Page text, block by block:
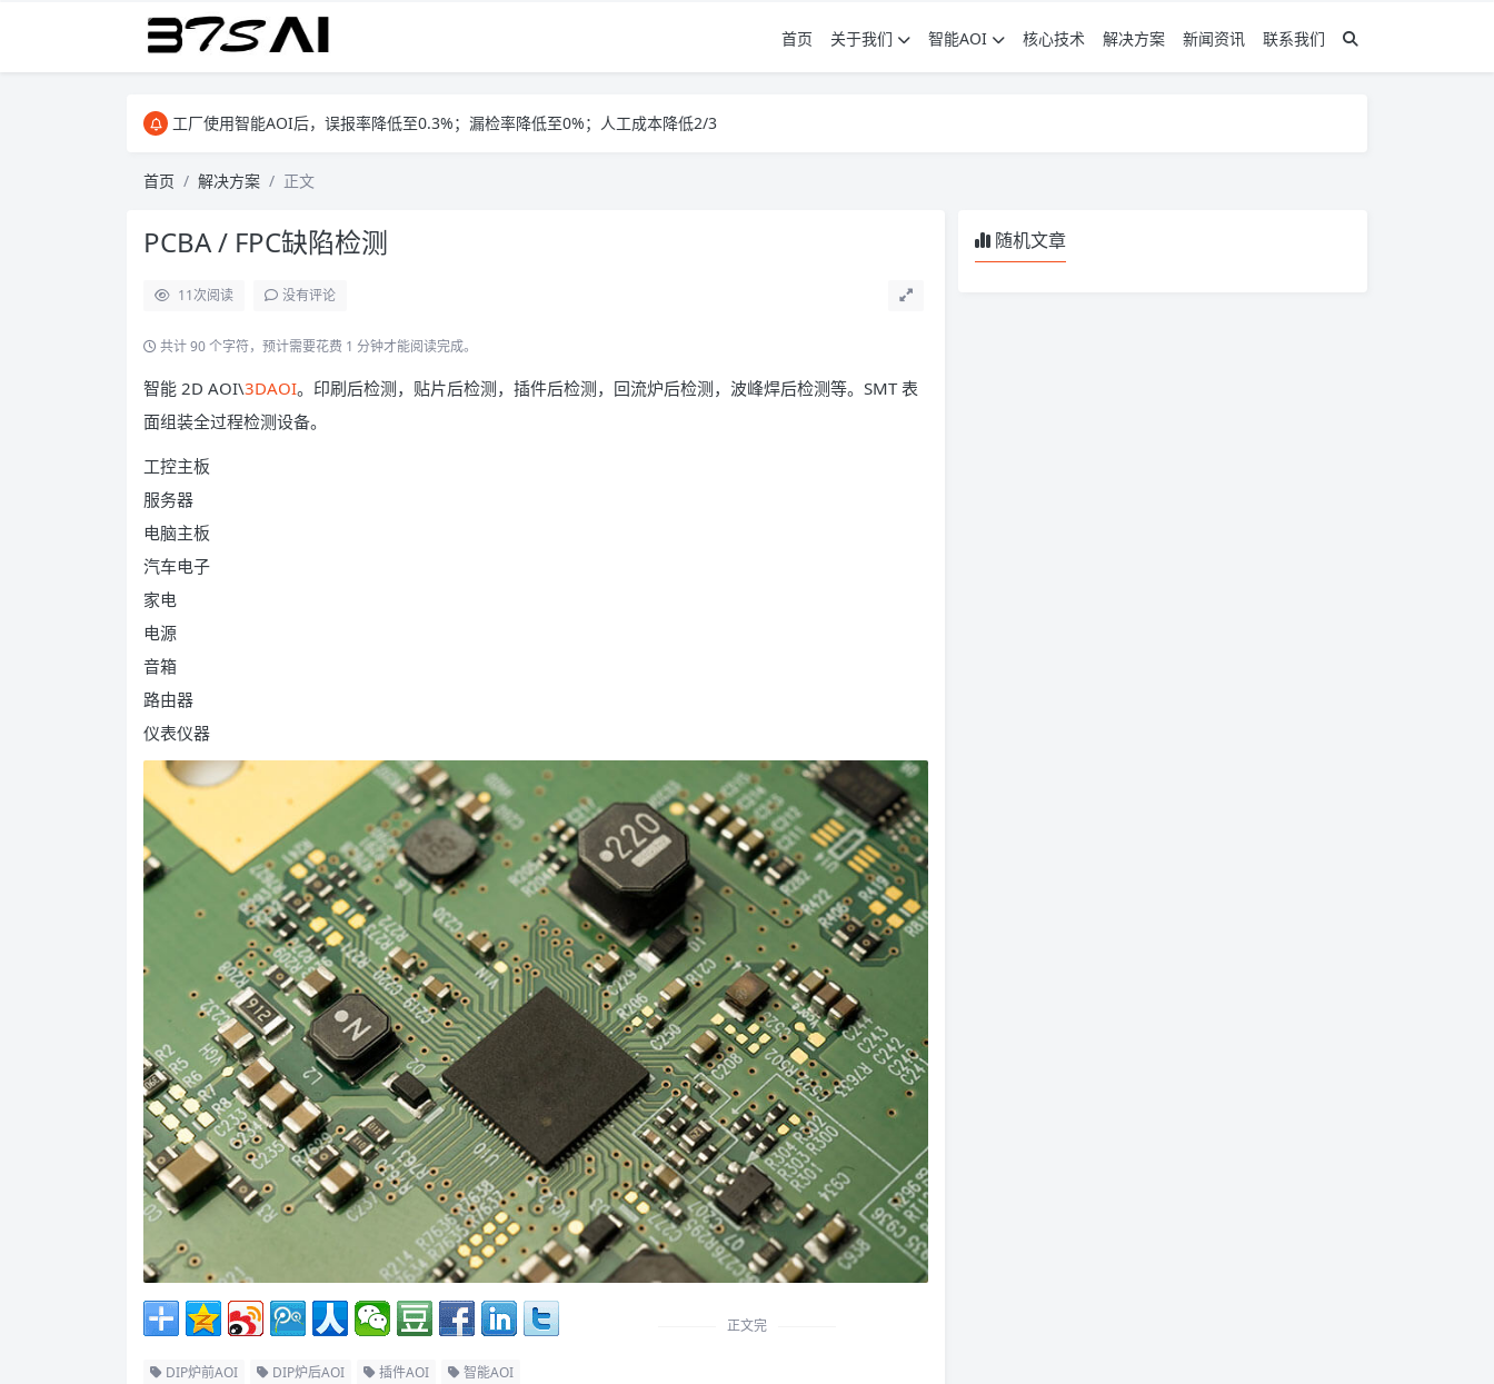
首页 关于我们 智能AOI 核心技术 解决方案 新闻资讯 联系我们
工厂使用智能AOI后，误报率降低至0.3%；漏检率降低至0%；人工成本降低2/3
智能AOI,通过AI算法，实现智能编程，大大提高AOI工位效率
首页 解决方案 正文
PCBA / FPC缺陷检测
11次阅读 没有评论
共计 90 个字符，预计需要花费 1 分钟才能阅读完成。
智能 2D AOI\3DAOI。印刷后检测，贴片后检测，插件后检测，回流炉后检测，波峰焊后检测等。SMT 表
面组装全过程检测设备。
工控主板
服务器
电脑主板
汽车电子
家电
电源
音箱
路由器
仪表仪器
正文完
DIP炉前AOI DIP炉后AOI 插件AOI 智能AOI
随机文章